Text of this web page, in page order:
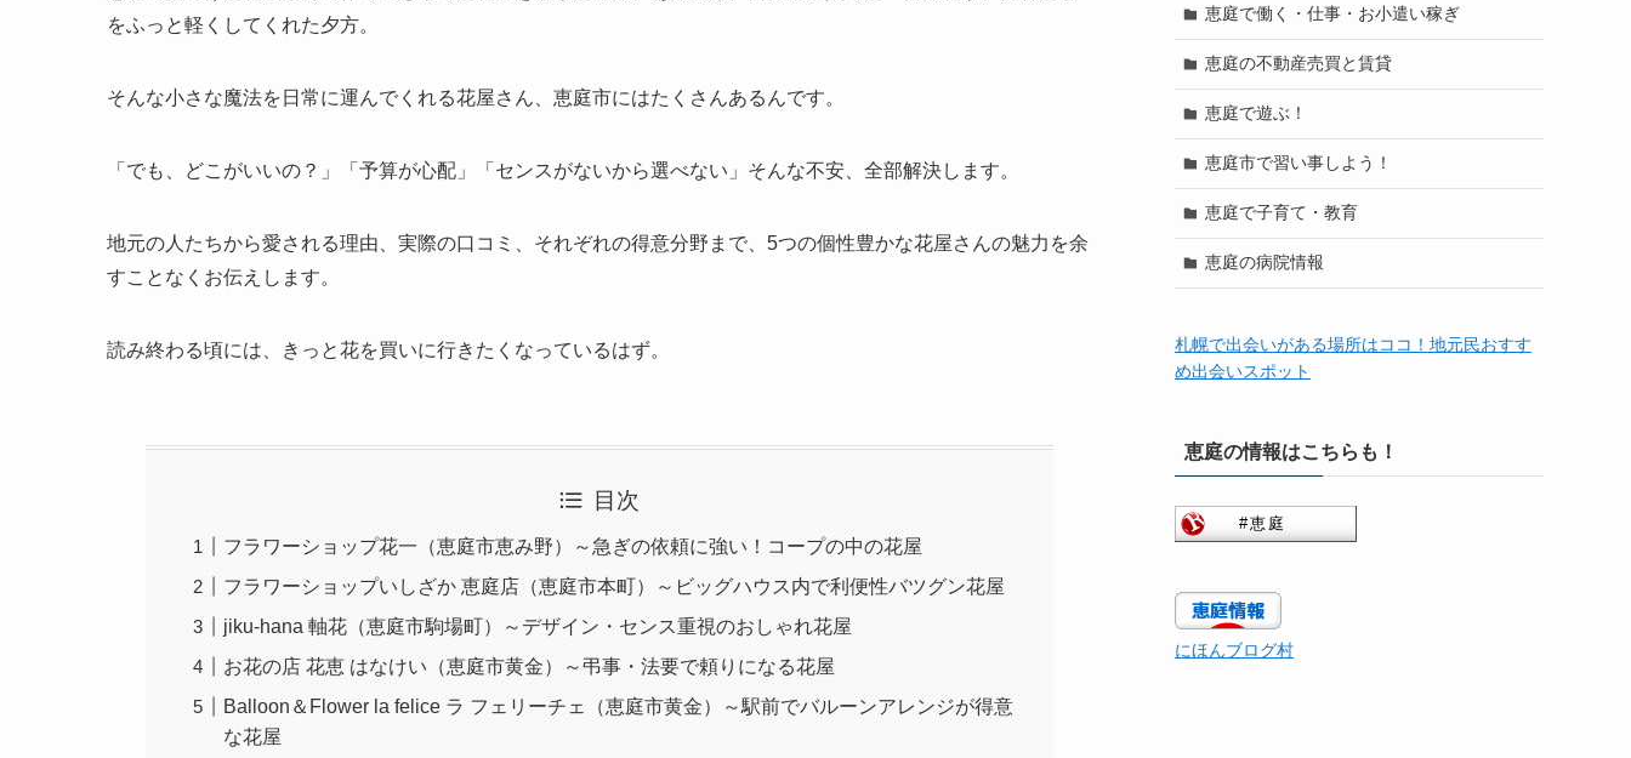
をふっと軽くしてくれた夕方。
そんな小さな魔法を日常に運んでくれる花屋さん、恵庭市にはたくさんあるんです。
「でも、どこがいいの？」「予算が心配」「センスがないから選べない」そんな不安、全部解決します。
地元の人たちから愛される理由、実際の口コミ、それぞれの得意分野まで、5つの個性豊かな花屋さんの魅力を余
すことなくお伝えします。
読み終わる頃には、きっと花を買いに行きたくなっているはず。
目次
フラワーショップ花一（恵庭市恵み野）～急ぎの依頼に強い！コープの中の花屋
フラワーショップいしざか 恵庭店（恵庭市本町）～ビッグハウス内で利便性バツグン花屋
jiku-hana 軸花（恵庭市駒場町）～デザイン・センス重視のおしゃれ花屋
お花の店 花恵 はなけい（恵庭市黄金）～弔事・法要で頼りになる花屋
Balloon＆Flower la felice ラ フェリーチェ（恵庭市黄金）～駅前でバルーンアレンジが得意
な花屋
恵庭で働く・仕事・お小遣い稼ぎ
恵庭の不動産売買と賃貸
恵庭で遊ぶ！
恵庭市で習い事しよう！
恵庭で子育て・教育
恵庭の病院情報
札幌で出会いがある場所はココ！地元民おすす
め出会いスポット
恵庭の情報はこちらも！
にほんブログ村